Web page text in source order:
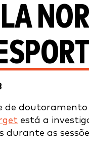
de doutoramento
está a
durante as